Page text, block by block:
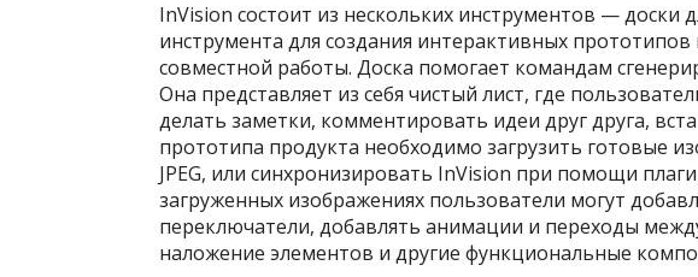
InVision состоит из нескольких инструментов — доски
инструмента для создания интерактивных
совместной работы. Доска помогает командам
Она представляет из себя чистый лист, где
делать заметки, комментировать идеи друг друга,
прототипа продукта необходимо загрузить готовые
JPEG, или синхронизировать InVision при помощи
загруженных изображениях пользователи могут
переключатели, добавлять анимации и переходы
наложение элементов и другие функциональные